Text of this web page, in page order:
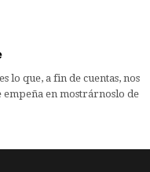
lo que, a fin de cuentas, nos
empeña en mostrárnoslo de